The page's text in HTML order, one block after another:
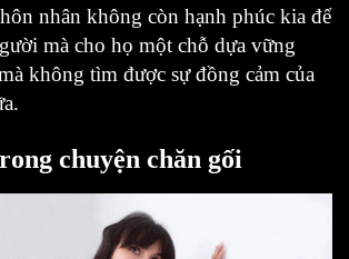
nhân không còn hạnh phúc kia để
mà cho họ một chỗ dựa vững
không tìm được sự đồng cảm của
chuyện chăn gối